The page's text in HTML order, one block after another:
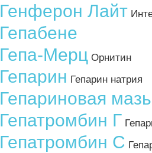
Генферон Лайт
Гепабене
Гепа-Мерц Орнитин
Гепарин Гепарин натрия
Гепариновая мазь
Гепатромбин Г
Гепатромбин С